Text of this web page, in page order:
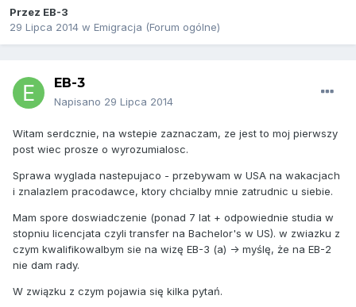
Przez EB-3
29 Lipca 2014 w Emigracja (Forum ogólne)
EB-3
Napisano 29 Lipca 2014
Witam serdcznie, na wstepie zaznaczam, ze jest to moj pierwszy
post wiec prosze o wyrozumialosc.
Sprawa wyglada nastepujaco - przebywam w USA na wakacjach
i znalazlem pracodawce, ktory chcialby mnie zatrudnic u siebie.
Mam spore doswiadczenie (ponad 7 lat + odpowiednie studia w
stopniu licencjata czyli transfer na Bachelor's w US). w zwiazku z
czym kwalifikowalbym sie na wizę EB-3 (a) -> myślę, że na EB-2
nie dam rady.
W związku z czym pojawia się kilka pytań.